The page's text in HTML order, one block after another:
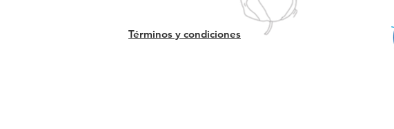
Términos y condiciones